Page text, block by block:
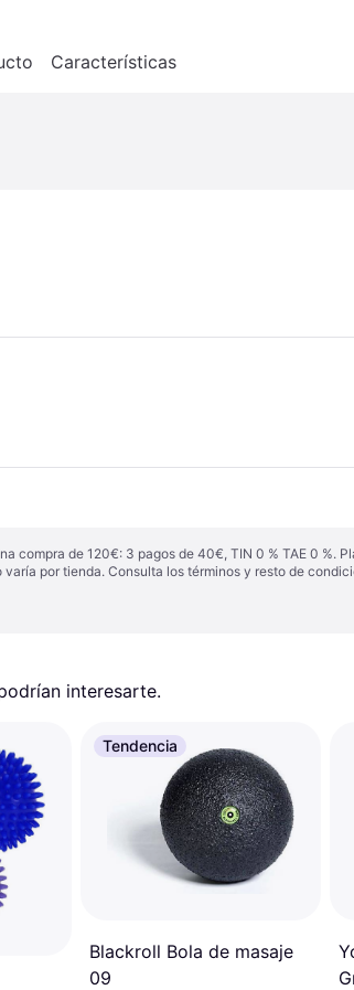
Características
compra de 120€: 3 pagos de 40€, TIN 0 % TAE 0
por tienda. Consulta los términos y resto de
interesarte.
Tendencia
Blackroll Bola de masaje
09